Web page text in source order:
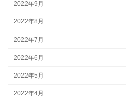
2022年9月
2022年8月
2022年7月
2022年6月
2022年5月
2022年4月